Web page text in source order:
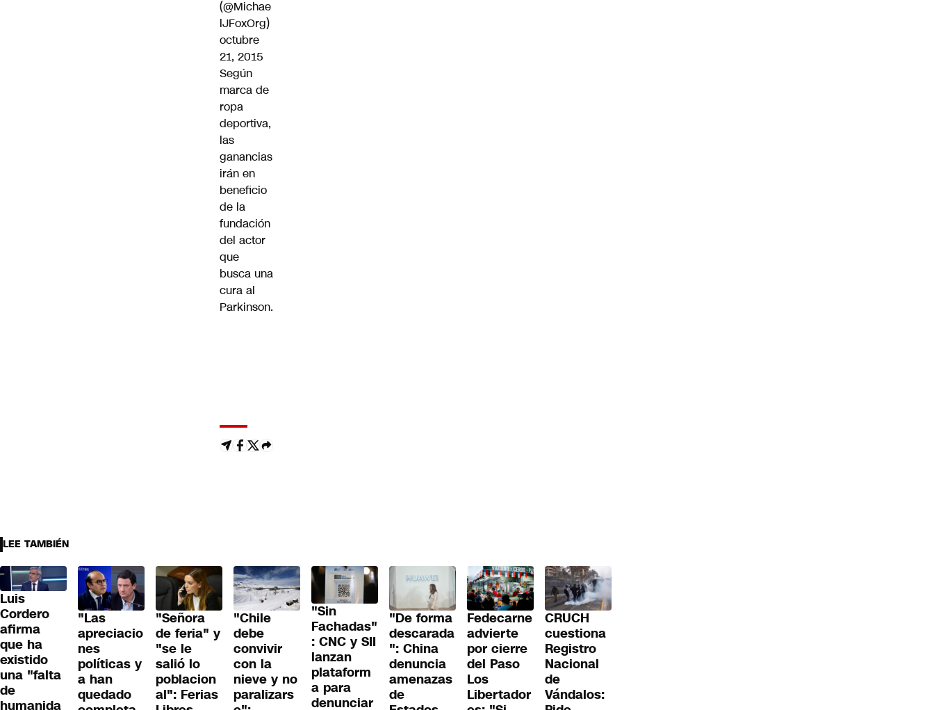
(@Michae
lJFoxOrg)
octubre
21, 2015
Según
marca de
ropa
deportiva,
las
ganancias
irán en
beneficio
de la
fundación
del actor
que
busca una
cura al
Parkinson.
LEE TAMBIÉN
Luis
Cordero
afirma
que ha
existido
una "falta
de
humanida
"Las
apreciacio
nes
políticas y
a han
quedado
"Señora
de feria" y
"se le
salió lo
poblacion
al": Ferias
"Chile
debe
convivir
con la
nieve y no
paralizars
"Sin
Fachadas"
: CNC y SII
lanzan
plataform
a para
denunciar
"De forma
descarada
": China
denuncia
amenazas
de
Fedecarne
advierte
por cierre
del Paso
Los
Libertador
CRUCH
cuestiona
Registro
Nacional
de
Vándalos: